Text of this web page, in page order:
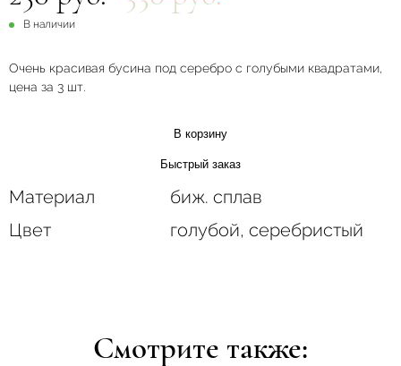
В наличии
Очень красивая бусина под серебро с голубыми квадратами,
цена за 3 шт.
В корзину
Быстрый заказ
Материал
биж. сплав
Цвет
голубой, серебристый
Смотрите также: